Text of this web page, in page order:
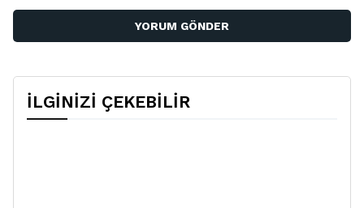
İLGİNİZİ ÇEKEBİLİR